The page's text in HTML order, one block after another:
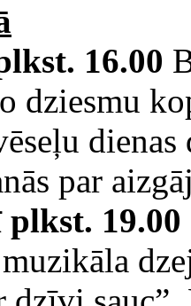
16.00
dziesmu
par
19.00